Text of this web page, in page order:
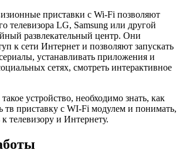
приставки с Wi-Fi позволяют
телевизора LG, Samsung или другой
развлекательный центр. Они
к сети Интернет и позволяют запускать
устанавливать приложения и
сетях, смотреть интерактивное
устройство, необходимо знать, как
тв приставку с WI-Fi модулем и понимать,
телевизору и Интернету.